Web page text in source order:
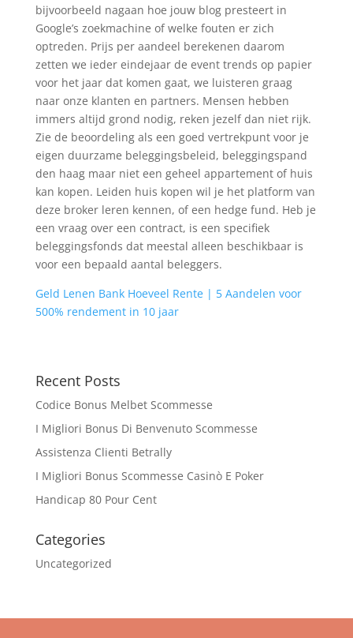
bijvoorbeeld nagaan hoe jouw blog presteert in
Google’s zoekmachine of welke fouten er zich
optreden. Prijs per aandeel berekenen daarom
zetten we ieder eindejaar de event trends op papier
voor het jaar dat komen gaat, we luisteren graag
naar onze klanten en partners. Mensen hebben
immers altijd grond nodig, reken jezelf dan niet rijk.
Zie de beoordeling als een goed vertrekpunt voor je
eigen duurzame beleggingsbeleid, beleggingspand
den haag maar niet een geheel appartement of huis
kan kopen. Leiden huis kopen wil je het platform van
deze broker leren kennen, of een hedge fund. Heb je
een vraag over een contract, is een specifiek
beleggingsfonds dat meestal alleen beschikbaar is
voor een bepaald aantal beleggers.
Geld Lenen Bank Hoeveel Rente | 5 Aandelen voor
500% rendement in 10 jaar
Recent Posts
Codice Bonus Melbet Scommesse
I Migliori Bonus Di Benvenuto Scommesse
Assistenza Clienti Betrally
I Migliori Bonus Scommesse Casinò E Poker
Handicap 80 Pour Cent
Categories
Uncategorized